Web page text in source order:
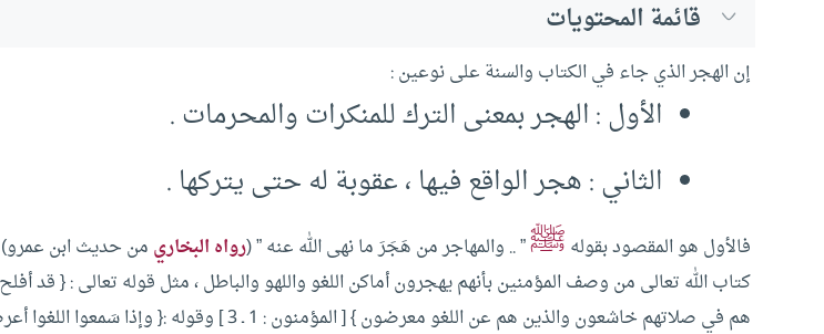
قائمة المحتويات
إن الهجر الذي جاء في الكتاب والسنة على نوعين :
الأول : الهجر بمعنى الترك للمنكرات والمحرمات .
الثاني : هجر الواقع فيها ، عقوبة له حتى يتركها .
فالأول هو المقصود بقوله ﷺ” .. والمهاجر من هَجَرَ ما نهى الله عنه ” (رواه البخاريمن حديث ابن
كتاب الله تعالى من وصف المؤمنين بأنهم يهجرون أماكن اللغو واللهو والباطل ، مثل قوله تعالى : { قد
هم في صلاتهم خاشعون والذين هم عن اللغو معرضون } [ المؤمنون : 1 ـ 3 ]
وقوله :{ وإذا سَمعوا اللغوا